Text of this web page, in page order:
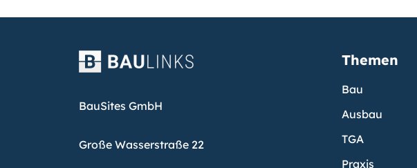
BauSites GmbH
Große Wasserstraße 22
Themen
Bau
Ausbau
TGA
Praxis